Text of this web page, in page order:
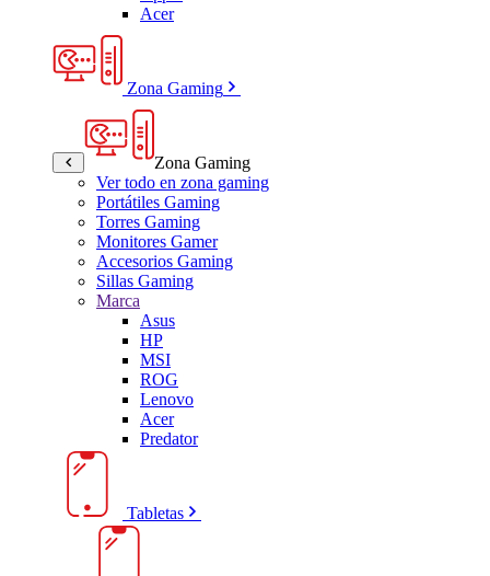
Acer
Zona Gaming
Zona Gaming
Ver todo en zona gaming
Portátiles Gaming
Torres Gaming
Monitores Gamer
Accesorios Gaming
Sillas Gaming
Marca
Asus
HP
MSI
ROG
Lenovo
Acer
Predator
Tabletas